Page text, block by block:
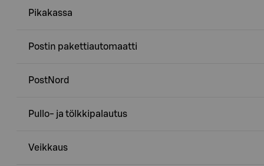
Pikakassa
Postin pakettiautomaatti
PostNord
Pullo- ja tölkkipalautus
Veikkaus